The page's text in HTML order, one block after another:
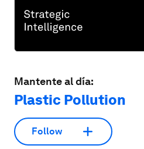
Mantente al día:
Plastic Pollution
Follow